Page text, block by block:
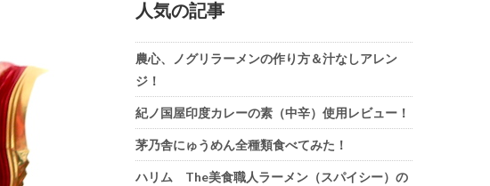
人気の記事
農心、ノグリラーメンの作り方＆汁なしアレン
ジ！
紀ノ国屋印度カレーの素（中辛）使用レビュー！
茅乃舎にゅうめん全種類食べてみた！
ハリム The美食職人ラーメン（スパイシー）の